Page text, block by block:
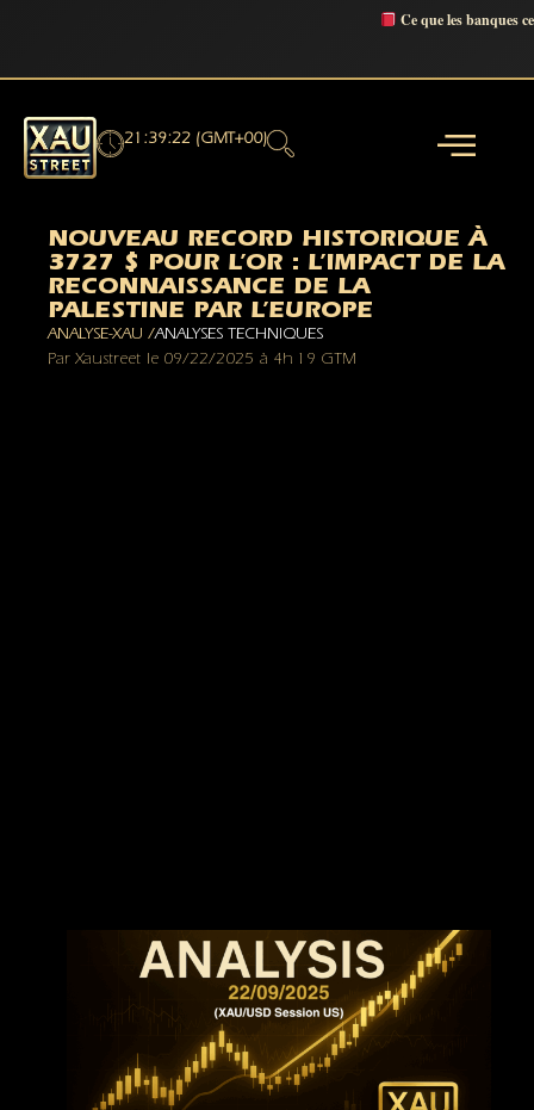
Ce que les banques
21:39:23 (GMT+00)
NOUVEAU RECORD HISTORIQUE À
3727 $ POUR L’OR : L’IMPACT DE LA
RECONNAISSANCE DE LA
PALESTINE PAR L’EUROPE
ANALYSE-XAU /ANALYSES TECHNIQUES
Par Xaustreet le 09/22/2025 à 4h 19 GTM